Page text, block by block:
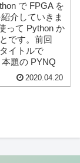
で FPGA を
介していきま
って Python か
です。前回
イトルで
題の PYNQ
よる FPGA 操
2020.04.20